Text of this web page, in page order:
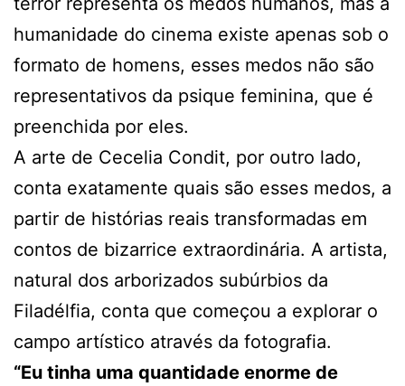
humanidade do cinema existe apenas sob o
formato de homens, esses medos não são
representativos da psique feminina, que é
preenchida por eles.
A arte de Cecelia Condit, por outro lado,
conta exatamente quais são esses medos, a
partir de histórias reais transformadas em
contos de bizarrice extraordinária. A artista,
natural dos arborizados subúrbios da
Filadélfia, conta que começou a explorar o
campo artístico através da fotografia.
“Eu tinha uma quantidade enorme de